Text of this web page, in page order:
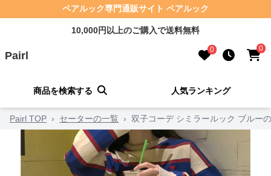
ペアルック専門通販サイト ペアルック
10,000円以上のご購入で送料無料
Pairl 0 0
商品を検索する 人気ランキング
Pairl TOP › セーターの一覧 › 双子コーデ シミラールック ブルー